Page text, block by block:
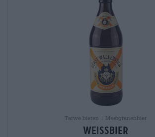
Tarwe bieren | Meergranenbier
weissbier